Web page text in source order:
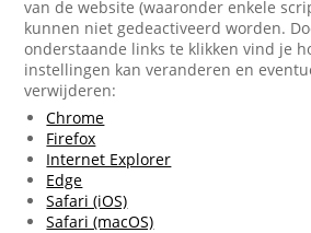
van de website (waaronder enkele
kunnen niet gedeactiveerd worden.
onderstaande links te klikken vind je
instellingen kan veranderen en
verwijderen:
Chrome
Firefox
Internet Explorer
Edge
Safari (iOS)
Safari (macOS)